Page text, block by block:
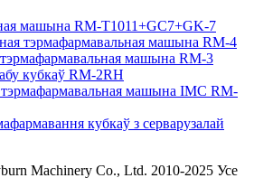
машына RM-T1011+GC7+GK-7
тэрмафармавальная машына RM-4
машына RM-3
кубкаў RM-2RH
машына IMC RM-
кубкаў з серварузалай
Machinery Co., Ltd. 2010-2025 Усе